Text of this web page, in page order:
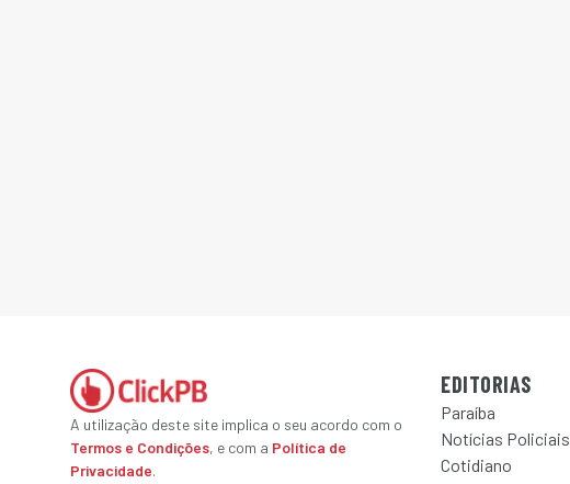
A utilização deste site implica o seu acordo com o
Termos e Condições, e com a Política de
Privacidade.
EDITORIAS
Paraíba
Notícias Policiais
Cotidiano